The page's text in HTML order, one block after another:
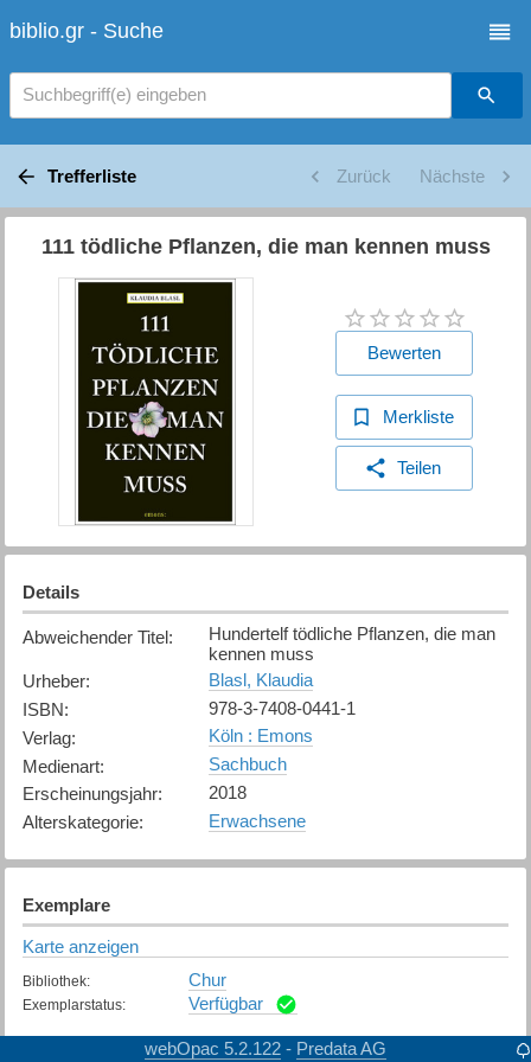
biblio.gr - Suche
Suchbegriff(e) eingeben
Trefferliste Zurück Nächste
111 tödliche Pflanzen, die man kennen muss
Bewerten
Merkliste
Teilen
Details
Abweichender Titel:
Hundertelf tödliche Pflanzen, die man
kennen muss
Urheber:
Blasl, Klaudia
ISBN:
978-3-7408-0441-1
Verlag:
Köln : Emons
Medienart:
Sachbuch
Erscheinungsjahr:
2018
Alterskategorie: Erwachsene
Exemplare
Karte anzeigen
Bibliothek: Chur
Exemplarstatus: Verfügbar
webOpac 5.2.122 - Predata AG